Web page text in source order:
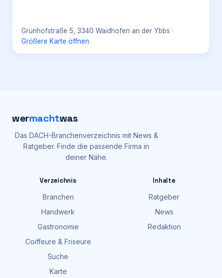
Grünhofstraße 5, 3340 Waidhofen an der Ybbs ·
Größere Karte öffnen
wermachtwas
Das DACH-Branchenverzeichnis mit News &
Ratgeber. Finde die passende Firma in
deiner Nähe.
Verzeichnis
Branchen
Handwerk
Gastronomie
Coiffeure & Friseure
Suche
Karte
Inhalte
Ratgeber
News
Redaktion